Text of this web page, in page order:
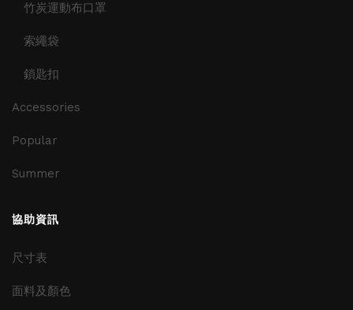
竹炭運動布口罩
索繩袋
鎖匙扣
Accessories
Popular
Summer
協助資訊
尺寸表
面料及顏色